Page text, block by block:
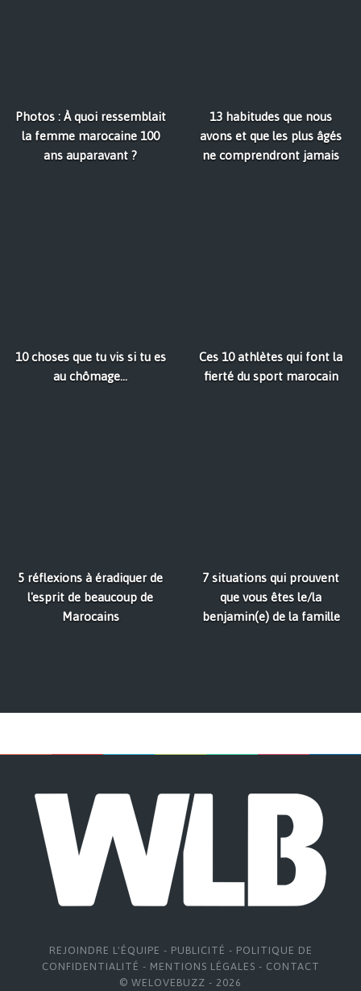
Photos : À quoi ressemblait
la femme marocaine 100
ans auparavant ?
13 habitudes que nous
avons et que les plus âgés
ne comprendront jamais
10 choses que tu vis si tu es
au chômage...
Ces 10 athlètes qui font la
fierté du sport marocain
5 réflexions à éradiquer de
l'esprit de beaucoup de
Marocains
7 situations qui prouvent
que vous êtes le/la
benjamin(e) de la famille
REJOINDRE L'ÉQUIPE - PUBLICITÉ - POLITIQUE DE
CONFIDENTIALITÉ - MENTIONS LÉGALES - CONTACT
© WELOVEBUZZ - 2026